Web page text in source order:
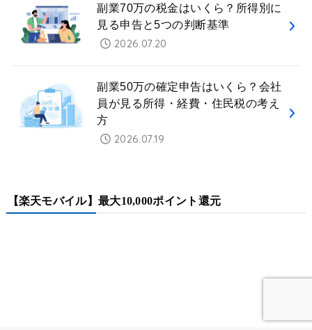
副業70万の税金はいくら？所得別に
見る申告と5つの判断基準
2026.07.20
副業50万の確定申告はいくら？会社
員が見る所得・経費・住民税の考え
方
2026.07.19
【楽天モバイル】最大10,000ポイント還元